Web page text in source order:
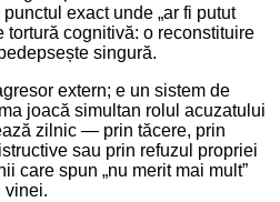
exact unde „ar fi putut
tortură cognitivă: o reconstituire
singură.
extern; e un sistem de
joacă simultan rolul acuzatului
zilnic — prin tăcere, prin
sau prin refuzul propriei
care spun „nu merit mai mult”
vinei.